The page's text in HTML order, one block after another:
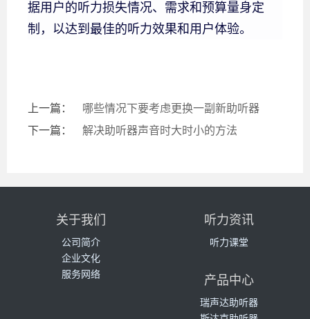
据用户的听力损失情况、需求和预算量身定
制，以达到最佳的听力效果和用户体验。
上一篇：
哪些情况下要考虑更换一副新助听器
下一篇：
解决助听器声音时大时小的方法
关于我们
公司简介
企业文化
服务网络
听力资讯
听力课堂
产品中心
瑞声达助听器